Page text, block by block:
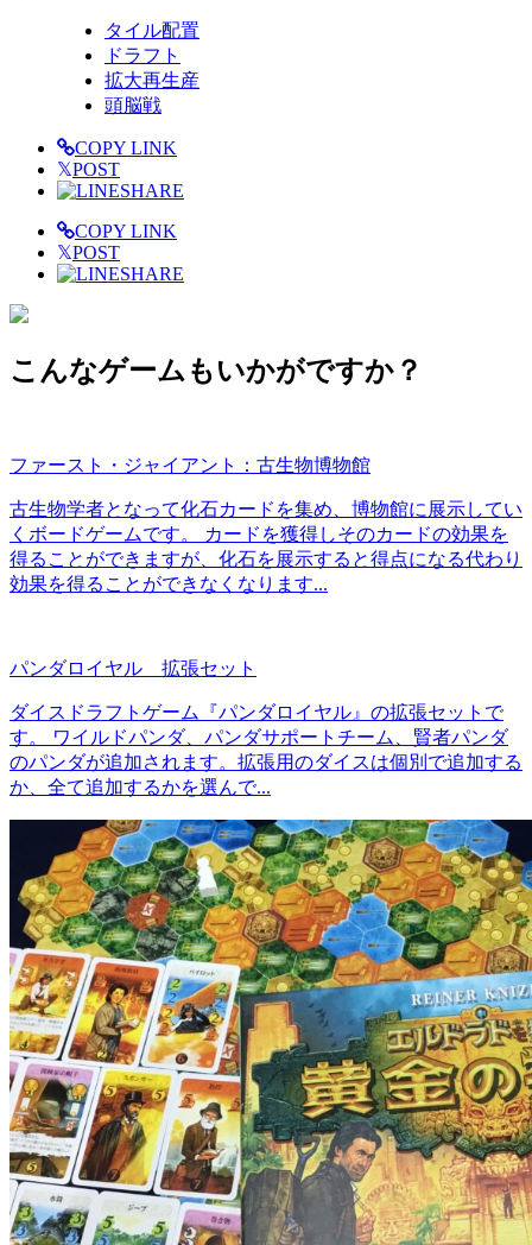
タイル配置
ドラフト
拡大再生産
頭脳戦
COPY LINK
𝕏POST
SHARE
COPY LINK
𝕏POST
SHARE
こんなゲームもいかがですか？
ファースト・ジャイアント：古生物博物館
古生物学者となって化石カードを集め、博物館に展示してい
くボードゲームです。 カードを獲得しそのカードの効果を
得ることができますが、化石を展示すると得点になる代わり
効果を得ることができなくなります...
パンダロイヤル 拡張セット
ダイスドラフトゲーム『パンダロイヤル』の拡張セットで
す。 ワイルドパンダ、パンダサポートチーム、賢者パンダ
のパンダが追加されます。拡張用のダイスは個別で追加する
か、全て追加するかを選んで...